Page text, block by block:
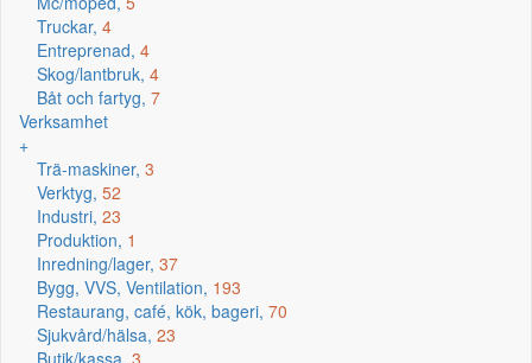
Truckar, 4
Entreprenad, 4
Skog/lantbruk, 4
Båt och fartyg, 7
Verksamhet
+
Trä-maskiner, 3
Verktyg, 52
Industri, 23
Produktion, 1
Inredning/lager, 37
Bygg, VVS, Ventilation, 193
Restaurang, café, kök, bageri, 70
Sjukvård/hälsa, 23
Butik/kassa, 3